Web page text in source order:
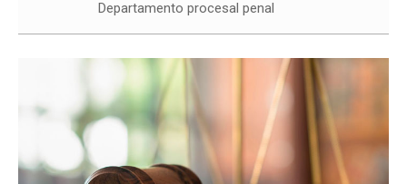
Departamento procesal penal